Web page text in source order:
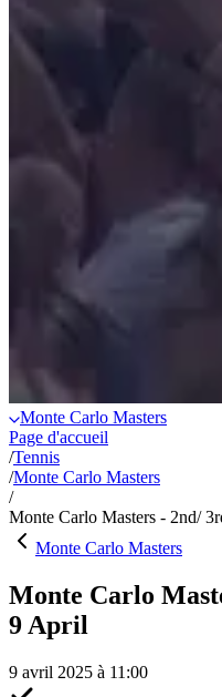
Monte Carlo Masters
Page d'accueil
/Tennis
/Monte Carlo Masters
/
Monte Carlo Masters - 2nd/
Monte Carlo Masters
Monte Carlo
9 April
9 avril 2025 à 11:00